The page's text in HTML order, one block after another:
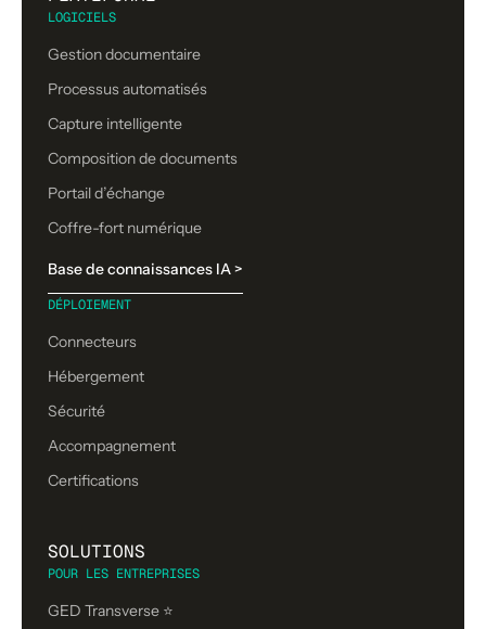
LOGICIELS
Gestion documentaire
Processus automatisés
Capture intelligente
Composition de documents
Portail d’échange
Coffre-fort numérique
Base de connaissances IA >
DÉPLOIEMENT
Connecteurs
Hébergement
Sécurité
Accompagnement
Certifications
SOLUTIONS
POUR LES ENTREPRISES
GED Transverse ⭐